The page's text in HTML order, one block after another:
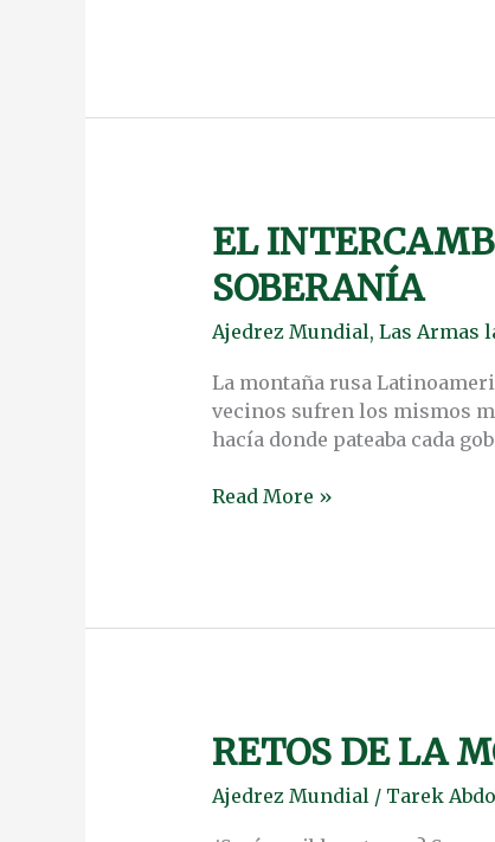
EL
SOBERANÍA
Ajedrez Mundial, Las Armas
La montaña rusa
vecinos sufren los mismos
hacía donde pateaba cada
EL
INTERCAMBIO
DE
LA
GLOBALIZACIÓN:
RIQUEZA
VS
SOBERANÍA
Read More »
RETOS DE LA
Ajedrez Mundial/ Tarek Abdo
RETOS
DE
LA